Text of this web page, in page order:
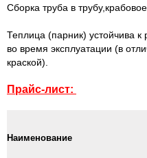
Сборка труба в
Теплица (парник) устойчива к
во время эксплуатации (в
краской).
Прайс-лист:
Наименование